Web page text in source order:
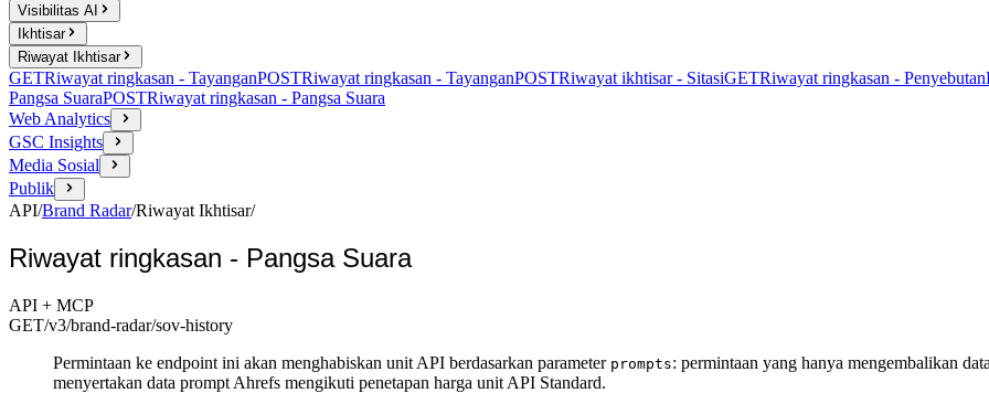
Visibilitas AI
Ikhtisar
Riwayat Ikhtisar
GETRiwayat ringkasan - TayanganPOSTRiwayat ringkasan - TayanganPOSTRiwayat ikhtisar - SitasiGETRiwayat ringkasan - Penyebutan
Pangsa SuaraPOSTRiwayat ringkasan - Pangsa Suara
Web Analytics
GSC Insights
Media Sosial
Publik
API/Brand Radar/Riwayat Ikhtisar/
Riwayat ringkasan - Pangsa Suara
API + MCP
GET/v3/brand-radar/sov-history
Permintaan ke endpoint ini akan menghabiskan unit API berdasarkan parameter prompts: permintaan yang hanya mengembalikan
menyertakan data prompt Ahrefs mengikuti penetapan harga unit API Standard.